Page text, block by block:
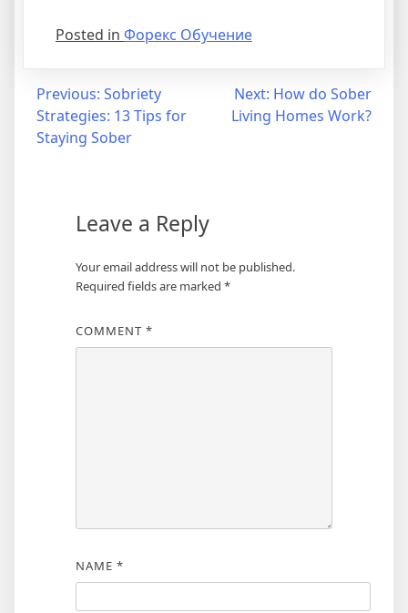
Posted in Форекс Обучение
Post
navigation
Previous: Sobriety
Strategies: 13 Tips for
Staying Sober
Next: How do Sober
Living Homes Work?
Leave a Reply
Your email address will not be published.
Required fields are marked *
COMMENT *
NAME *